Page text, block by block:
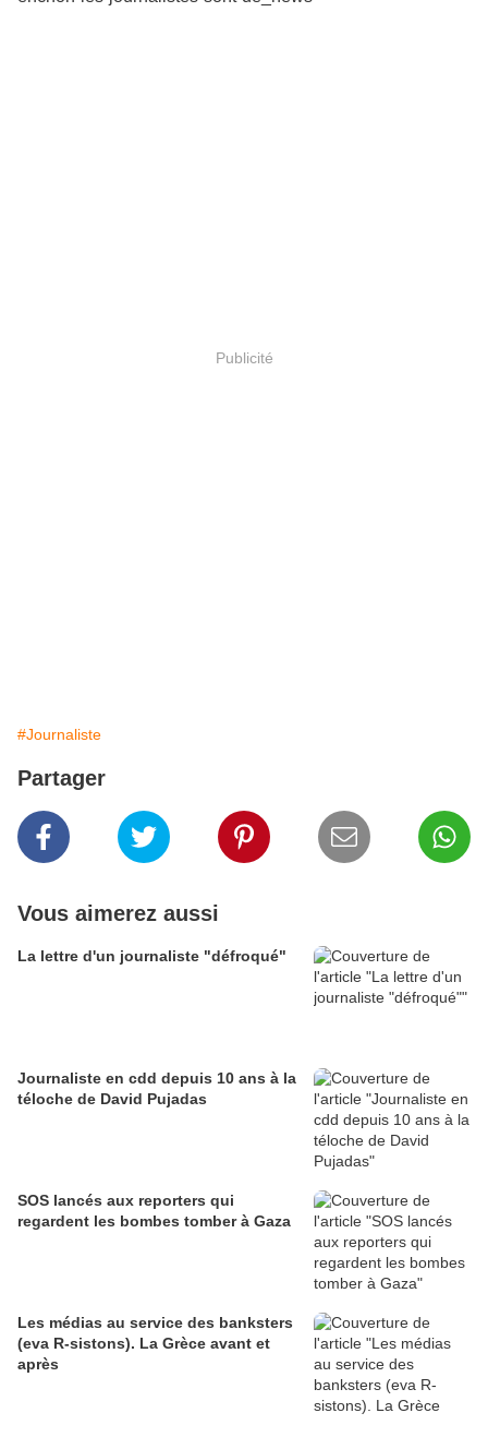
Publicité
#Journaliste
Partager
Vous aimerez aussi
La lettre d'un journaliste "défroqué"
Journaliste en cdd depuis 10 ans à la
téloche de David Pujadas
SOS lancés aux reporters qui
regardent les bombes tomber à Gaza
Les médias au service des banksters
(eva R-sistons). La Grèce avant et
après